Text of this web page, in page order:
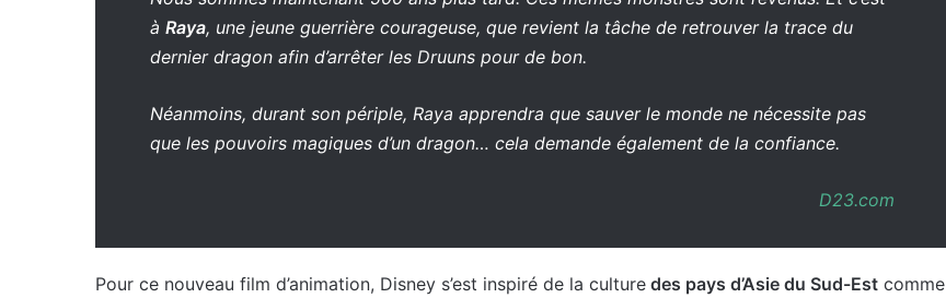
à Raya, une jeune guerrière courageuse, que revient la tâche de retrouver la trace du
dernier dragon afin d’arrêter les Druuns pour de bon.
Néanmoins, durant son périple, Raya apprendra que sauver le monde ne nécessite pas
que les pouvoirs magiques d’un dragon… cela demande également de la confiance.
D23.com
Pour ce nouveau film d’animation, Disney s’est inspiré de la culture des pays d’Asie du Sud-Est comme